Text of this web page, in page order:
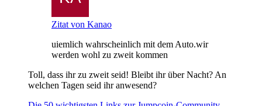
Zitat von Kanao
uiemlich wahrscheinlich mit dem Auto.wir
werden wohl zu zweit kommen
Toll, dass ihr zu zweit seid! Bleibt ihr über Nacht? An
welchen Tagen seid ihr anwesend?